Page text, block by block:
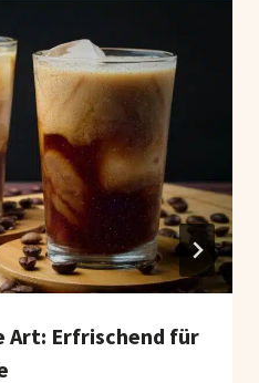
Art: Erfrischend für